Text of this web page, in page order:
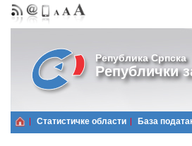
Република Српска
Републички
Статистичке области Базa